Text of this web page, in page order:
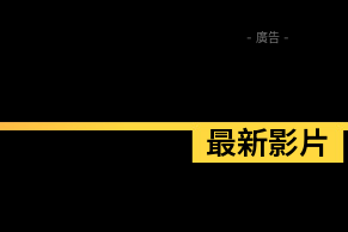
- 廣告 -
最新影片